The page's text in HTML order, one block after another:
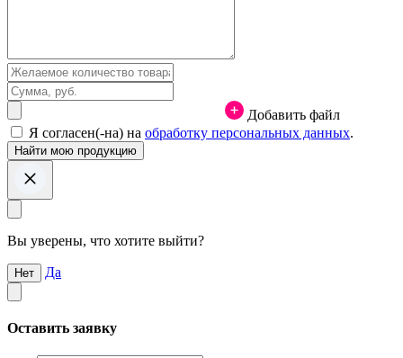
Добавить файл
Я согласен(-на) на обработку персональных данных.
Вы уверены, что хотите выйти?
Нет Да
Оставить заявку